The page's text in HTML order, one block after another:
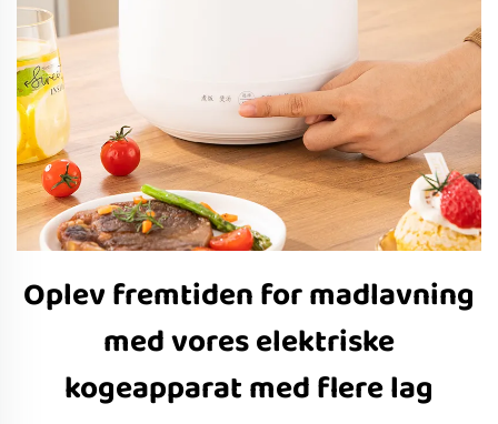
Oplev fremtiden for madlavning
med vores elektriske
kogeapparat med flere lag